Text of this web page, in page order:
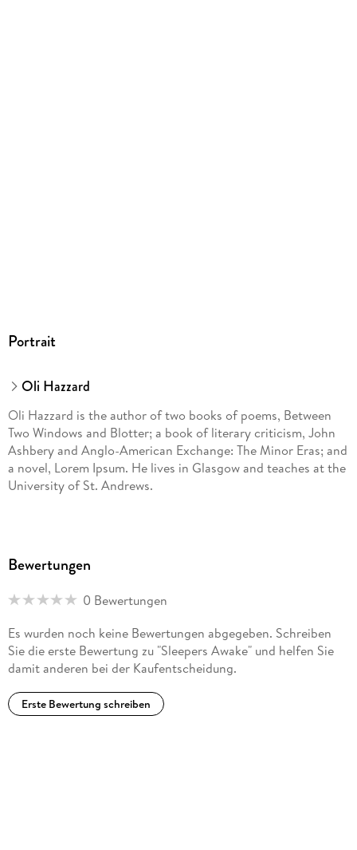
Portrait
Oli Hazzard
Oli Hazzard is the author of two books of poems, Between
Two Windows and Blotter; a book of literary criticism, John
Ashbery and Anglo-American Exchange: The Minor Eras; and
a novel, Lorem Ipsum. He lives in Glasgow and teaches at the
University of St. Andrews.
Bewertungen
0 Bewertungen
Es wurden noch keine Bewertungen abgegeben. Schreiben
Sie die erste Bewertung zu "Sleepers Awake" und helfen Sie
damit anderen bei der Kaufentscheidung.
Erste Bewertung schreiben